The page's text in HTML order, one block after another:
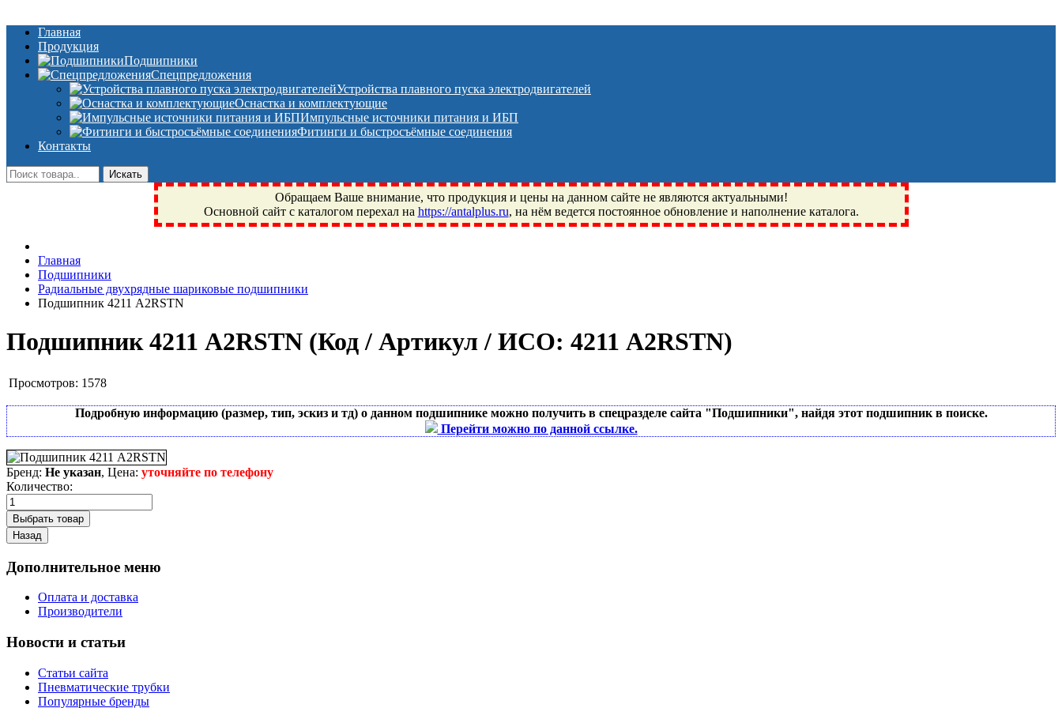
Главная
Продукция
Подшипники
Спецпредложения
Устройства плавного пуска электродвигателей
Оснастка и комплектующие
Импульсные источники питания и ИБП
Фитинги и быстросъёмные соединения
Контакты
Обращаем Ваше внимание, что продукция и цены на данном сайте не являются актуальными!
Основной сайт с каталогом перехал на https://antalplus.ru, на нём ведется постоянное обновление и наполнение каталога.
Фрязино, Антал+, плюс, Свердловский, Загорянский, Юбилейный, Щелково, Москва, Пушкино, Королёв, Балашиха, Фряново, Монино, Ивантеевка, подшипники, пневматика, метизы,
техника, сварочные аппараты, NIS, NSK, JED, KPT, NXZ, ГПЗ, Neutral, WHX, ZWZ, CRAFT, СПЗ-4, NECTECH, KG, LQY, DPI, BSN, SPZ, РФ, BMZ, ХАРП, CX, РОЛТОМ, APZ, FBJ, KYK,
NTN, SKF, купить, заказать
Главная
Подшипники
Радиальные двухрядные шариковые подшипники
Подшипник 4211 A2RSTN
Подшипник 4211 A2RSTN (Код / Артикул / ИСО: 4211 A2RSTN)
Просмотров: 1578
Подробную информацию (размер, тип, эскиз и тд) о данном подшипнике можно получить в спецразделе сайта "Подшипники", найдя этот подшипник в поиске.
Перейти можно по данной ссылке.
Бренд: Не указан, Цена: уточняйте по телефону
Количество:
Дополнительное меню
Оплата и доставка
Производители
Новости и статьи
Статьи сайта
Пневматические трубки
Популярные бренды